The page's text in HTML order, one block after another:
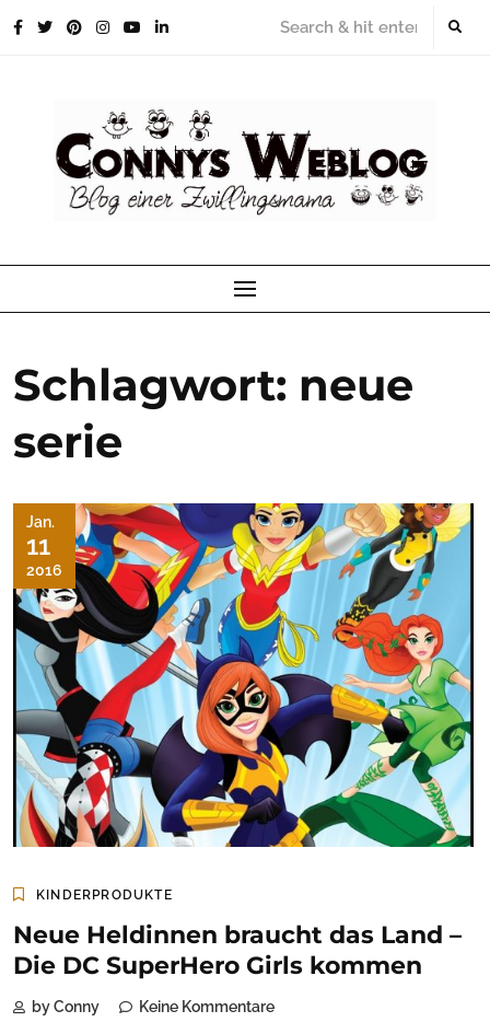
Schlagwort: neue
serie
Jan.
11
2016
KINDERPRODUKTE
Neue Heldinnen braucht das Land –
Die DC SuperHero Girls kommen
by Conny Keine Kommentare